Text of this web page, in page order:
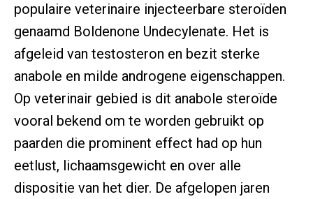
populaire veterinaire injecteerbare steroïden
genaamd Boldenone Undecylenate. Het is
afgeleid van testosteron en bezit sterke
anabole en milde androgene eigenschappen.
Op veterinair gebied is dit anabole steroïde
vooral bekend om te worden gebruikt op
paarden die prominent effect had op hun
eetlust, lichaamsgewicht en over alle
dispositie van het dier. De afgelopen jaren